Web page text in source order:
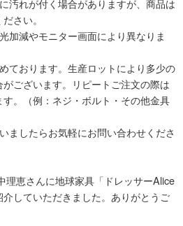
汚れが付く場合がありますが、商品は
さい。
加減やモニター画面により異なりま
ております。生産ロットにより多少の
ございます。リピートご注文の際は
。（例：ネジ・ボルト・その他金具
ましたらお気軽にお問い合わせくださ
理恵さんに地球家具「ドレッサーAlice
していただきました。ありがとうご